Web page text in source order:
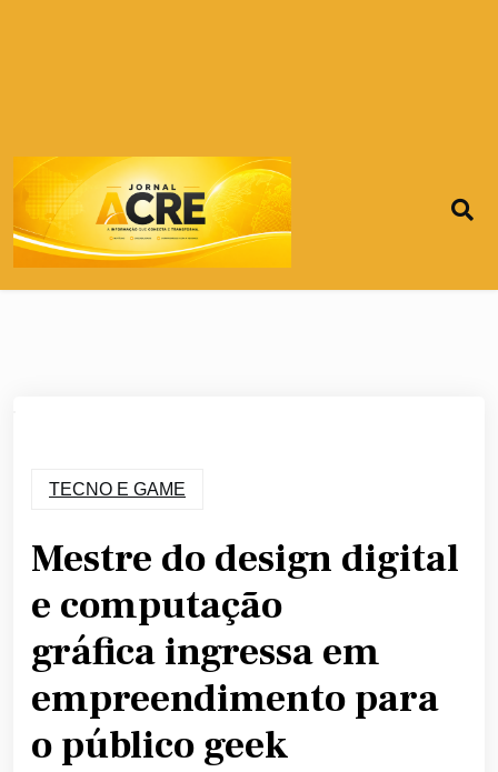
TECNO E GAME
Mestre do design digital
e computação
gráfica ingressa em
empreendimento para
o público geek